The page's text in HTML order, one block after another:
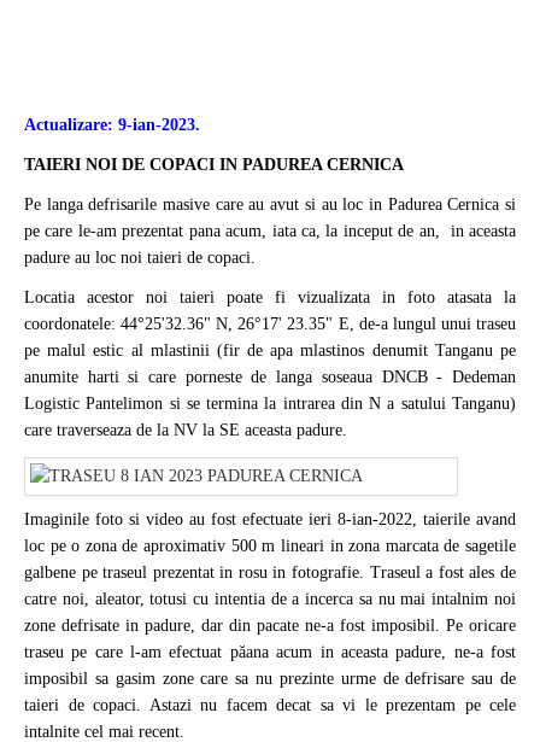
Actualizare: 9-ian-2023.
TAIERI NOI DE COPACI IN PADUREA CERNICA
Pe langa defrisarile masive care au avut si au loc in Padurea Cernica si
pe care le-am prezentat pana acum, iata ca, la inceput de an, in aceasta
padure au loc noi taieri de copaci.
Locatia acestor noi taieri poate fi vizualizata in foto atasata la
coordonatele: 44°25'32.36" N, 26°17' 23.35" E, de-a lungul unui traseu
pe malul estic al mlastinii (fir de apa mlastinos denumit Tanganu pe
anumite harti si care porneste de langa soseaua DNCB - Dedeman
Logistic Pantelimon si se termina la intrarea din N a satului Tanganu)
care traverseaza de la NV la SE aceasta padure.
Imaginile foto si video au fost efectuate ieri 8-ian-2022, taierile avand
loc pe o zona de aproximativ 500 m lineari in zona marcata de sagetile
galbene pe traseul prezentat in rosu in fotografie. Traseul a fost ales de
catre noi, aleator, totusi cu intentia de a incerca sa nu mai intalnim noi
zone defrisate in padure, dar din pacate ne-a fost imposibil. Pe oricare
traseu pe care l-am efectuat păana acum in aceasta padure, ne-a fost
imposibil sa gasim zone care sa nu prezinte urme de defrisare sau de
taieri de copaci. Astazi nu facem decat sa vi le prezentam pe cele
intalnite cel mai recent.